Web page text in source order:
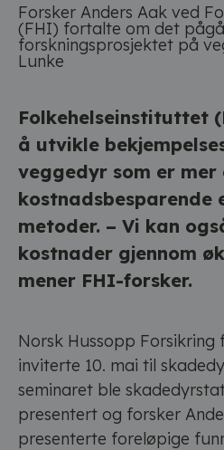
Forsker Anders Aak ved
(FHI) fortalte om det
forskningsprosjektet på
Lunke
Folkehelseinstituttet
å utvikle
veggedyr som er
kostnadsbesparende
metoder. – Vi kan
kostnader gjennom
mener FHI-forsker.
Norsk Hussopp Forsikring
inviterte 10. mai til
seminaret ble
presentert og forsker
presenterte foreløpige